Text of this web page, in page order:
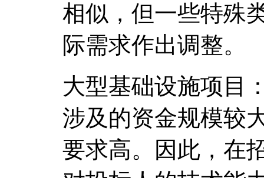
相似，但一些特殊
际需求作出调整。
大型基础设施项目
涉及的资金规模较
要求高。因此，在